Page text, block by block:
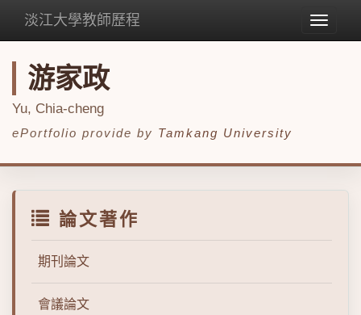
Toggle
淡江大學教師歷程
游家政
Yu, Chia-cheng
ePortfolio provide by Tamkang University
論文著作
期刊論文
會議論文